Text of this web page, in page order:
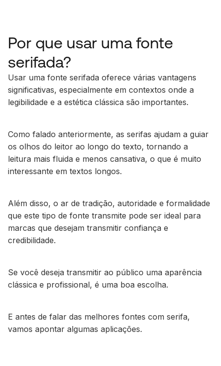
Por que usar uma fonte
serifada?
Usar uma fonte serifada oferece várias vantagens
significativas, especialmente em contextos onde a
legibilidade e a estética clássica são importantes.
Como falado anteriormente, as serifas ajudam a guiar
os olhos do leitor ao longo do texto, tornando a
leitura mais fluida e menos cansativa, o que é muito
interessante em textos longos.
Além disso, o ar de tradição, autoridade e formalidade
que este tipo de fonte transmite pode ser ideal para
marcas que desejam transmitir confiança e
credibilidade.
Se você deseja transmitir ao público uma aparência
clássica e profissional, é uma boa escolha.
E antes de falar das melhores fontes com serifa,
vamos apontar algumas aplicações.